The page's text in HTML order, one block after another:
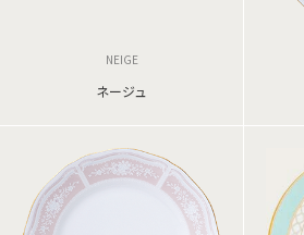
NEIGE
ネージュ